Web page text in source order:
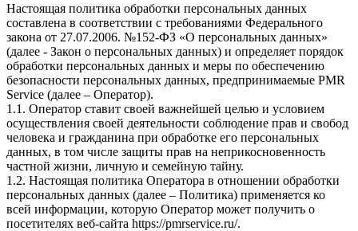
Настоящая политика обработки персональных данных
составлена в соответствии с требованиями Федерального
закона от 27.07.2006. №152-ФЗ «О персональных данных»
(далее - Закон о персональных данных) и определяет порядок
обработки персональных данных и меры по обеспечению
безопасности персональных данных, предпринимаемые PMR
Service (далее – Оператор).
1.1. Оператор ставит своей важнейшей целью и условием
осуществления своей деятельности соблюдение прав и свобод
человека и гражданина при обработке его персональных
данных, в том числе защиты прав на неприкосновенность
частной жизни, личную и семейную тайну.
1.2. Настоящая политика Оператора в отношении обработки
персональных данных (далее – Политика) применяется ко
всей информации, которую Оператор может получить о
посетителях веб-сайта https://pmrservice.ru/.